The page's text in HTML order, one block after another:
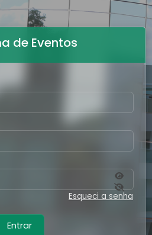
de Eventos
Esqueci a senha
Entrar